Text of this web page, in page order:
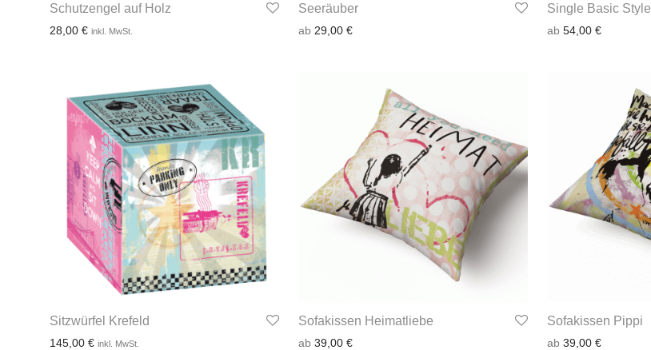
Schutzengel auf Holz
28,00 € inkl. MwSt.
3-4 Werktage
Seeräuber
ab 29,00 €
Single Basic Style
ab 54,00 €
Sitzwürfel Krefeld
145,00 € inkl. MwSt.
Sofakissen Heimatliebe
ab 39,00 €
Sofakissen Pippi
ab 39,00 €